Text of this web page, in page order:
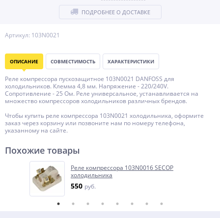
Артикул: 103N0021
ПОДРОБНЕЕ О ДОСТАВКЕ
ОПИСАНИЕ СОВМЕСТИМОСТЬ ХАРАКТЕРИСТИКИ
Реле компрессора пускозащитное 103N0021 DANFOSS для
холодильников. Клемма 4,8 мм. Напряжение - 220/240V.
Сопротивление - 25 Ом. Реле универсальное, устанавливается на
множество компрессоров холодильников различных брендов.
Чтобы купить реле компрессора 103N0021 холодильника, оформите
заказ через корзину или позвоните нам по номеру телефона,
указанному на сайте.
Похожие товары
Реле компрессора 103N0016 SECOP
холодильника
550 руб.